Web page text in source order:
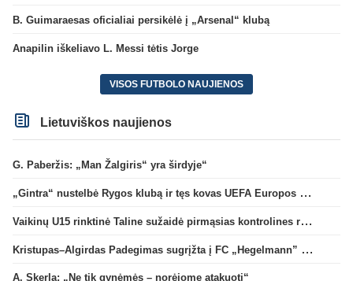
B. Guimaraesas oficialiai persikėlė į „Arsenal“ klubą
Anapilin iškeliavo L. Messi tėtis Jorge
VISOS FUTBOLO NAUJIENOS
Lietuviškos naujienos
G. Paberžis: „Man Žalgiris“ yra širdyje“
„Gintra“ nustelbė Rygos klubą ir tęs kovas UEFA Europos taurės atrankoje
Vaikinų U15 rinktinė Taline sužaidė pirmąsias kontrolines rungtynes
Kristupas–Algirdas Padegimas sugrįžta į FC „Hegelmann” B sudėtį
A. Skerla: „Ne tik gynėmės – norėjome atakuoti“